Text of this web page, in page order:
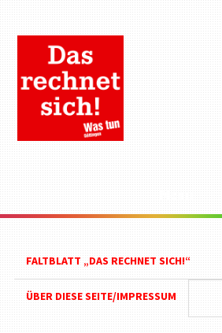
FALTBLATT „DAS RECHNET SICH!“
ÜBER DIESE SEITE/IMPRESSUM